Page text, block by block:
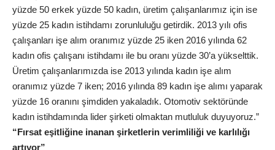
yüzde 50 erkek yüzde 50 kadın, üretim çalışanlarımız için ise
yüzde 25 kadın istihdamı zorunluluğu getirdik. 2013 yılı ofis
çalışanları işe alım oranımız yüzde 25 iken 2016 yılında 62
kadın ofis çalışanı istihdamı ile bu oranı yüzde 30’a yükselttik.
Üretim çalışanlarımızda ise 2013 yılında kadın işe alım
oranımız yüzde 7 iken; 2016 yılında 89 kadın işe alımı yaparak
yüzde 16 oranını şimdiden yakaladık. Otomotiv sektöründe
kadın istihdamında lider şirketi olmaktan mutluluk duyuyoruz.”
“Fırsat eşitliğine inanan şirketlerin verimliliği ve karlılığı
artıyor”